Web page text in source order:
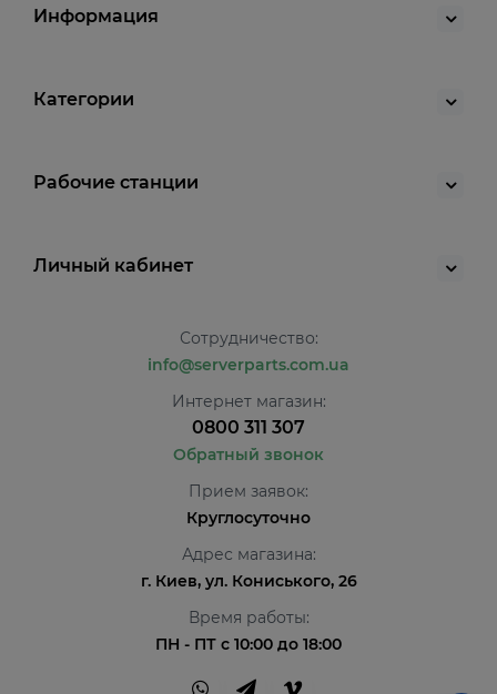
Информация
Категории
Рабочие станции
Личный кабинет
Сотрудничество:
info@serverparts.com.ua
Интернет магазин:
0800 311 307
Обратный звонок
Прием заявок:
Круглосуточно
Адрес магазина:
г. Киев, ул. Кониського, 26
Время работы:
ПН - ПТ с 10:00 до 18:00